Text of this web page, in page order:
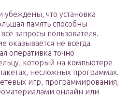
убеждены, что установка
память способны
запросы пользователя.
оказывается не всегда
оперативка точно
который на компьютере
несложных программах.
игр, программирования,
онлайн или